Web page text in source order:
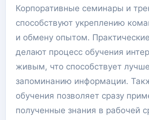
Корпоративные семинары и
способствуют укреплению
и обмену опытом.
делают процесс обучения
живым, что способствует
запоминанию информации.
обучения позволяет сразу
полученные знания в рабочей